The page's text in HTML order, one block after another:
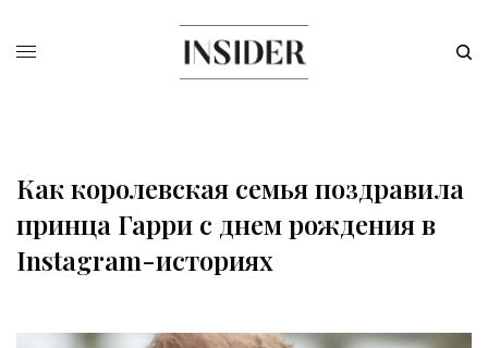
Как королевская семья поздравила
принца Гарри с днем рождения в
Instagram-историях